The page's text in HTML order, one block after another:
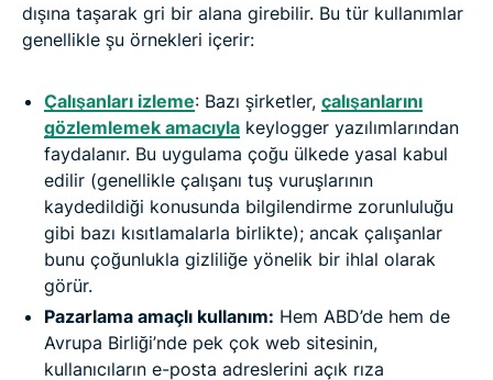
dışına taşarak gri bir alana girebilir. Bu tür kullanımlar
genellikle şu örnekleri içerir:
Çalışanları izleme: Bazı şirketler, çalışanlarını
gözlemlemek amacıyla keylogger yazılımlarından
faydalanır. Bu uygulama çoğu ülkede yasal kabul
edilir (genellikle çalışanı tuş vuruşlarının
kaydedildiği konusunda bilgilendirme zorunluluğu
gibi bazı kısıtlamalarla birlikte); ancak çalışanlar
bunu çoğunlukla gizliliğe yönelik bir ihlal olarak
görür.
Pazarlama amaçlı kullanım: Hem ABD’de hem de
Avrupa Birliği’nde pek çok web sitesinin,
kullanıcıların e-posta adreslerini açık rıza